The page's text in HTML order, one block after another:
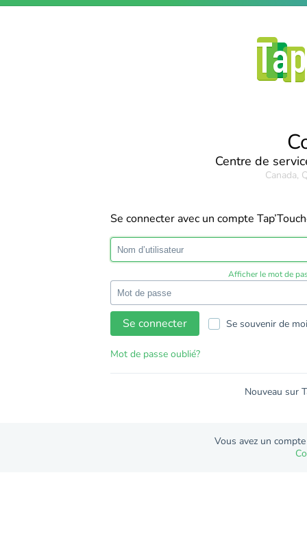
Centre de
Canada,
Se connecter avec un compte
Afficher le mot de
Se connecter Se souvenir de moi
Mot de passe oublié?
Nouveau sur
Vous avez un